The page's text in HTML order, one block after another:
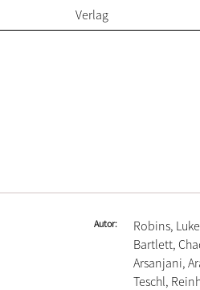
Verlag
Autor
Robins, Luke
Bartlett,
Arsanjani,
Teschl,